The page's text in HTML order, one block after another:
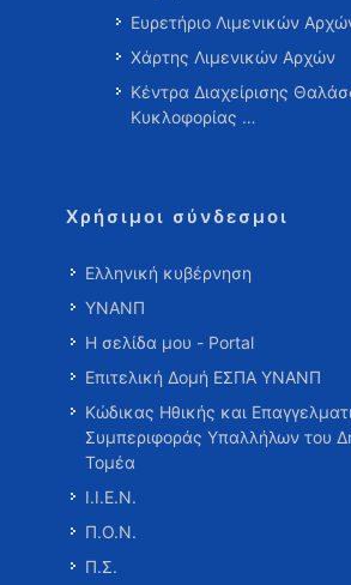
Ευρετήριο Λιμενικών
Χάρτης Λιμενικών Αρχών
Κέντρα Διαχείρισης
Κυκλοφορίας …
Χρήσιμοι σύνδεσμοι
Ελληνική κυβέρνηση
ΥΝΑΝΠ
Η σελίδα μου - Portal
Επιτελική Δομή ΕΣΠΑ ΥΝΑΝΠ
Κώδικας Ηθικής και
Συμπεριφοράς Υπαλλήλων του
Τομέα
Ι.Ι.Ε.Ν.
Π.Ο.Ν.
Π.Σ.